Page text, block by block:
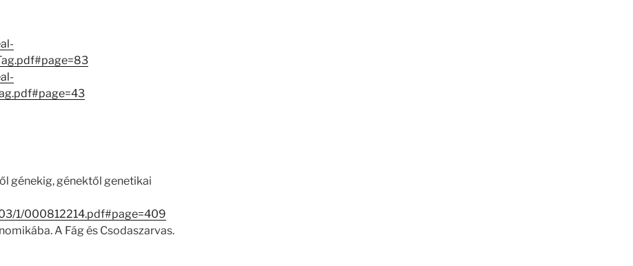
génekig, génektől genetikai
1/000812214.pdf#page=409
A Fág és Csodaszarvas.